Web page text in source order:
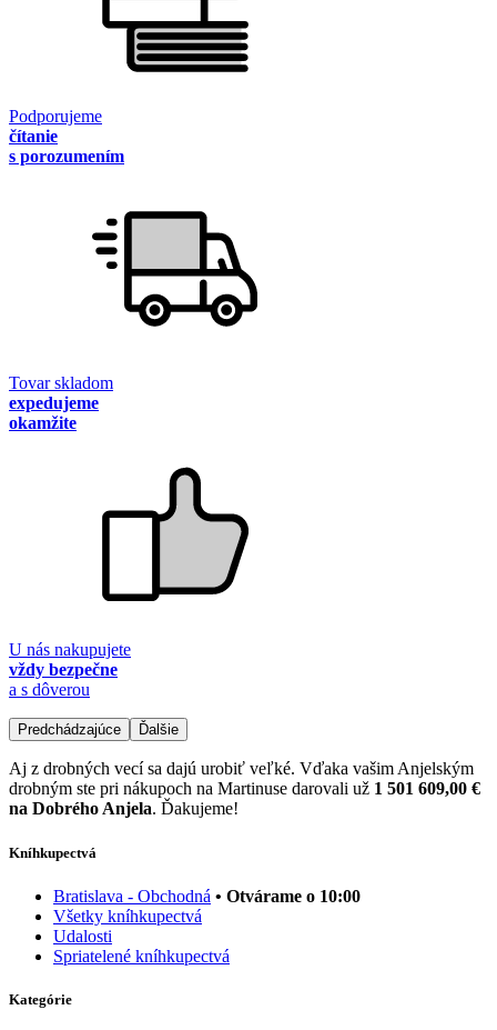
Podporujeme
čítanie
s porozumením
Tovar skladom
expedujeme
okamžite
U nás nakupujete
vždy bezpečne
a s dôverou
Predchádzajúce Ďalšie
Aj z drobných vecí sa dajú urobiť veľké. Vďaka vašim Anjelským
drobným ste pri nákupoch na Martinuse darovali už 1 501 609,00 €
na Dobrého Anjela. Ďakujeme!
Kníhkupectvá
Bratislava - Obchodná • Otvárame o 10:00
Všetky kníhkupectvá
Udalosti
Spriatelené kníhkupectvá
Kategórie